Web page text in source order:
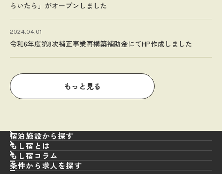
もっと見る
らいたら」がオープンしました
2024.04.01
令和6年度第8次補正事業再構築補助金にてHP作成しました
宿泊施設から探す
もし宿とは
もし宿コラム
条件から求人を探す